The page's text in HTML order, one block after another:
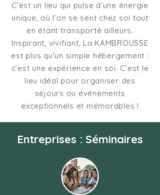
C’est un lieu qui pulse d’une énergie
unique, où l’on se sent chez soi tout
en étant transporté ailleurs.
Inspirant, vivifiant, La KAMBROUSSE
est plus qu’un simple hébergement :
c’est une expérience en soi. C’est le
lieu idéal pour organiser des
séjours ou événements
exceptionnels et mémorables !
Entreprises : Séminaires